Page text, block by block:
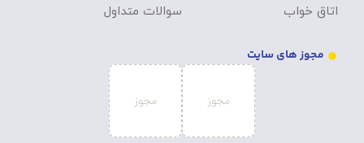
اتاق خواب
سوالات متداول
مجوز های سایت